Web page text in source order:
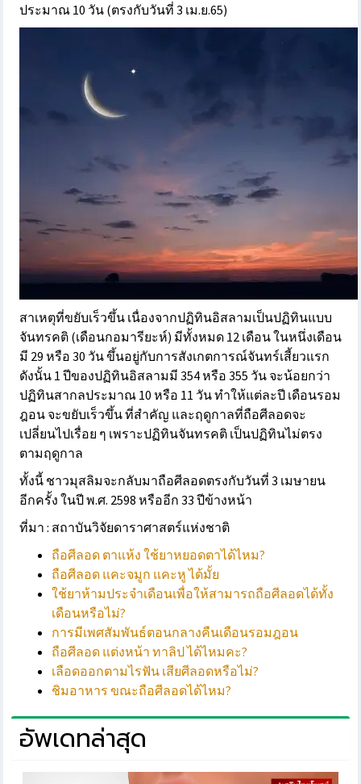
ประมาณ 10 วัน (ตรงกับวันที่ 3 เม.ย.65)
สาเหตุที่ขยับเร็วขึ้น เนื่องจากปฏิทินอิสลามเป็นปฏิทินแบบ
จันทรคติ (เดือนกอมารียะห์) มีทั้งหมด 12 เดือน ในหนึ่งเดือน
มี 29 หรือ 30 วัน ขึ้นอยู่กับการสังเกตการณ์จันทร์เสี้ยวแรก
ดังนั้น 1 ปีของปฏิทินอิสลามมี 354 หรือ 355 วัน จะน้อยกว่า
ปฏิทินสากลประมาณ 10 หรือ 11 วัน ทำให้แต่ละปี เดือนรอม
ฎอน จะขยับเร็วขึ้น ที่สำคัญ และฤดูกาลที่ถือศีลอดจะ
เปลี่ยนไปเรื่อย ๆ เพราะปฏิทินจันทรคติ เป็นปฏิทินไม่ตรง
ตามฤดูกาล
ทั้งนี้ ชาวมุสลิมจะกลับมาถือศีลอดตรงกับวันที่ 3 เมษายน
อีกครั้ง ในปี พ.ศ. 2598 หรืออีก 33 ปีข้างหน้า
ที่มา : สถาบันวิจัยดาราศาสตร์แห่งชาติ
ถือศีลอด ตาแห้ง ใช้ยาหยอดตาได้ไหม?
ถือศีลอด แคะจมูก แคะหู ได้มั้ย
ใช้ยาห้ามประจำเดือนเพื่อให้สามารถถือศีลอดได้ทั้ง
เดือนหรือไม่?
การมีเพศสัมพันธ์ตอนกลางคืนเดือนรอมฎอน
ถือศีลอด แต่งหน้า ทาลิป ได้ไหมคะ?
เลือดออกตามไรฟัน เสียศีลอดหรือไม่?
ชิมอาหาร ขณะถือศีลอดได้ไหม?
อัพเดทล่าสุด